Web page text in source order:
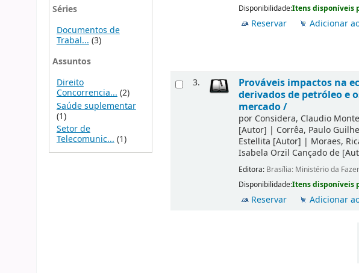
Séries
Documentos de
Trabal... (3)
Assuntos
Direito
Concorrencia... (2)
Saúde suplementar
(1)
Setor de
Telecomunic...(1)
Disponibilidade:Itens disponíveis
Reservar Adicionar
3.
Prováveis impactos na
derivados de petróleo e
mercado /
por Considera, Claudio
[Autor] | Corrêa, Paulo
Estellita [Autor] | Moraes,
Isabela Orzil Cançado de
Editora: Brasília: Ministério da
Disponibilidade:Itens disponíveis
Reservar Adicionar